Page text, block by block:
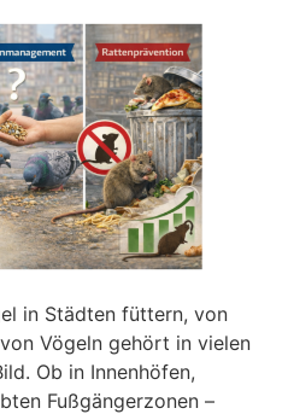
in Städten füttern, von
Vögeln gehört in vielen
Ob in Innenhöfen,
Fußgängerzonen –